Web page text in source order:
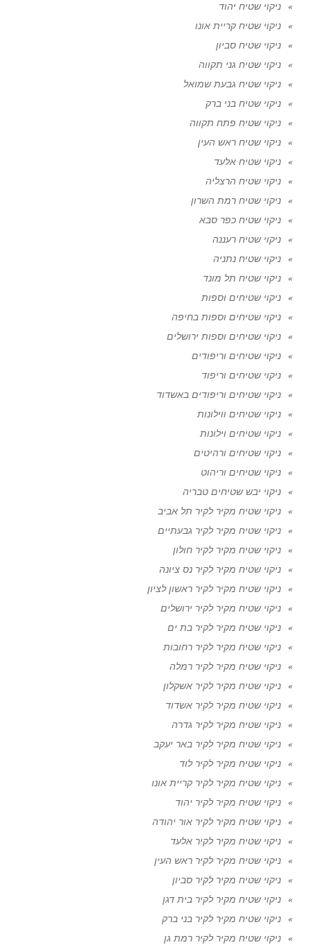
ניקוי שטיח יהוד
ניקוי שטיח קריית אונו
ניקוי שטיח סביון
ניקוי שטיח גני תקווה
ניקוי שטיח גבעת שמואל
ניקוי שטיח בני ברק
ניקוי שטיח פתח תקווה
ניקוי שטיח ראש העין
ניקוי שטיח אלעד
ניקוי שטיח הרצליה
ניקוי שטיח רמת השרון
ניקוי שטיח כפר סבא
ניקוי שטיח רעננה
ניקוי שטיח נתניה
ניקוי שטיח תל מונד
ניקוי שטיחים וספות
ניקוי שטיחים וספות בחיפה
ניקוי שטיחים וספות ירושלים
ניקוי שטיחים וריפודים
ניקוי שטיחים וריפוד
ניקוי שטיחים וריפודים באשדוד
ניקוי שטיחים ווילונות
ניקוי שטיחים וילונות
ניקוי שטיחים ורהיטים
ניקוי שטיחים וריהוט
ניקוי יבש שטיחים טבריה
ניקוי שטיח מקיר לקיר תל אביב
ניקוי שטיח מקיר לקיר גבעתיים
ניקוי שטיח מקיר לקיר חולון
ניקוי שטיח מקיר לקיר נס ציונה
ניקוי שטיח מקיר לקיר ראשון לציון
ניקוי שטיח מקיר לקיר ירושלים
ניקוי שטיח מקיר לקיר בת ים
ניקוי שטיח מקיר לקיר רחובות
ניקוי שטיח מקיר לקיר רמלה
ניקוי שטיח מקיר לקיר אשקלון
ניקוי שטיח מקיר לקיר אשדוד
ניקוי שטיח מקיר לקיר גדרה
ניקוי שטיח מקיר לקיר באר יעקב
ניקוי שטיח מקיר לקיר לוד
ניקוי שטיח מקיר לקיר קריית אונו
ניקוי שטיח מקיר לקיר יהוד
ניקוי שטיח מקיר לקיר אור יהודה
ניקוי שטיח מקיר לקיר אלעד
ניקוי שטיח מקיר לקיר ראש העין
ניקוי שטיח מקיר לקיר סביון
ניקוי שטיח מקיר לקיר בית דגן
ניקוי שטיח מקיר לקיר בני ברק
ניקוי שטיח מקיר לקיר רמת גן